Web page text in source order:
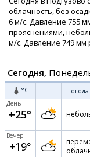
облачность, без
6 м/с. Давление 755
прояснениями,
м/с. Давление 749 мм
Сегодня,
°C Погода
День
+25°
Вечер
+19°